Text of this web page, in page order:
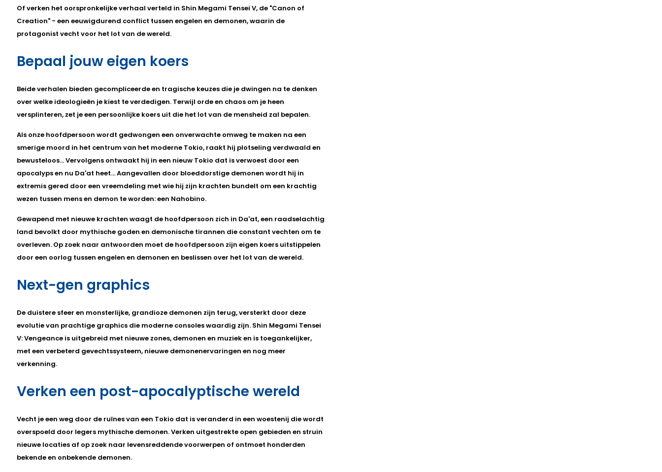
Of verken het oorspronkelijke verhaal verteld in Shin Megami Tensei V, de "Canon of
Creation" - een eeuwigdurend conflict tussen engelen en demonen, waarin de
protagonist vecht voor het lot van de wereld.
Bepaal jouw eigen koers
Beide verhalen bieden gecompliceerde en tragische keuzes die je dwingen na te denken
over welke ideologieën je kiest te verdedigen. Terwijl orde en chaos om je heen
versplinteren, zet je een persoonlijke koers uit die het lot van de mensheid zal bepalen.
Als onze hoofdpersoon wordt gedwongen een onverwachte omweg te maken na een
smerige moord in het centrum van het moderne Tokio, raakt hij plotseling verdwaald en
bewusteloos... Vervolgens ontwaakt hij in een nieuw Tokio dat is verwoest door een
apocalyps en nu Da'at heet... Aangevallen door bloeddorstige demonen wordt hij in
extremis gered door een vreemdeling met wie hij zijn krachten bundelt om een krachtig
wezen tussen mens en demon te worden: een Nahobino.
Gewapend met nieuwe krachten waagt de hoofdpersoon zich in Da'at, een raadselachtig
land bevolkt door mythische goden en demonische tirannen die constant vechten om te
overleven. Op zoek naar antwoorden moet de hoofdpersoon zijn eigen koers uitstippelen
door een oorlog tussen engelen en demonen en beslissen over het lot van de wereld.
Next-gen graphics
De duistere sfeer en monsterlijke, grandioze demonen zijn terug, versterkt door deze
evolutie van prachtige graphics die moderne consoles waardig zijn. Shin Megami Tensei
V: Vengeance is uitgebreid met nieuwe zones, demonen en muziek en is toegankelijker,
met een verbeterd gevechtssysteem, nieuwe demonenervaringen en nog meer
verkenning.
Verken een post-apocalyptische wereld
Vecht je een weg door de ruïnes van een Tokio dat is veranderd in een woestenij die wordt
overspoeld door legers mythische demonen. Verken uitgestrekte open gebieden en struin
nieuwe locaties af op zoek naar levensreddende voorwerpen of ontmoet honderden
bekende en onbekende demonen.